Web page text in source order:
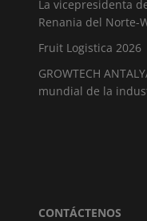
La vicepresidenta
Renania del Norte-
Fruit Logistica 2026
GROWTECH
mundial de la
CONTÁCTENOS